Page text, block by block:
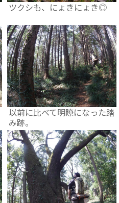
ツクシも、にょきにょき◎
以前に比べて明瞭になった踏
み跡。